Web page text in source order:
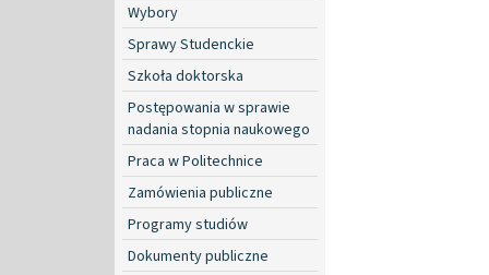
Wybory
Sprawy Studenckie
Szkoła doktorska
Postępowania w sprawie
nadania stopnia naukowego
Praca w Politechnice
Zamówienia publiczne
Programy studiów
Dokumenty publiczne